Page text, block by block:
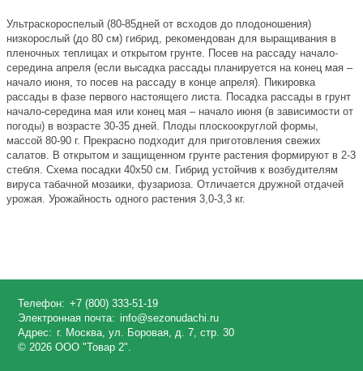
Ультраскороспелый (80-85дней от всходов до плодоношения)
низкорослый (до 80 см) гибрид, рекомендован для выращивания в
пленочных теплицах и открытом грунте. Посев на рассаду начало-
середина апреля (если высадка рассады планируется на конец мая –
начало июня, то посев на рассаду в конце апреля). Пикировка
рассады в фазе первого настоящего листа. Посадка рассады в грунт
начало-середина мая или конец мая – начало июня (в зависимости от
погоды) в возрасте 30-35 дней. Плоды плоскоокруглой формы,
массой 80-90 г. Прекрасно подходит для приготовления свежих
салатов. В открытом и защищенном грунте растения формируют в 2-3
стебля. Схема посадки 40х50 см. Гибрид устойчив к возбудителям
вируса табачной мозаики, фузариоза. Отличается дружной отдачей
урожая. Урожайность одного растения 3,0-3,3 кг.
Телефон: +7 (800) 333-51-19
Электронная почта: info@sezonudachi.ru
Адрес: г. Москва, ул. Боровая, д. 7, стр. 30
© 2026 ООО "Товар 2".